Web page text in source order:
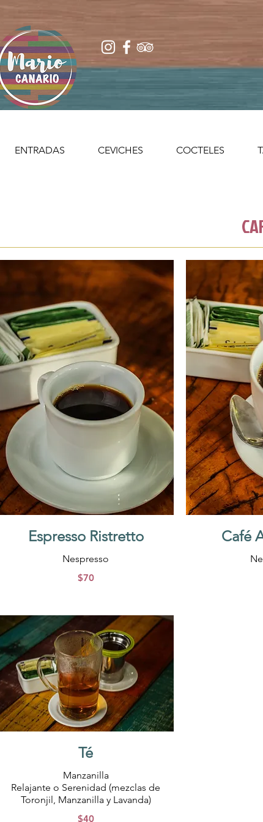
ENTRADAS CEVICHES COCTELES
Espresso Ristretto
Nespresso
$70
Café
Té
Manzanilla
Relajante o Serenidad (mezclas de
Toronjil, Manzanilla y Lavanda)
$40